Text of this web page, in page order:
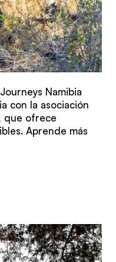
Namibia
con la asociación
que ofrece
Aprende más